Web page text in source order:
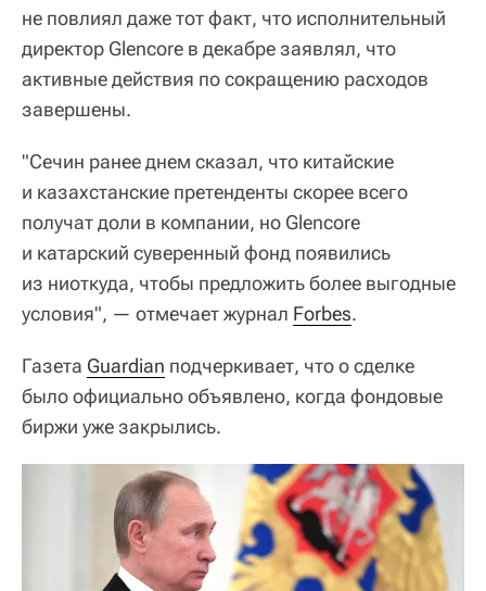
не повлиял даже тот факт, что исполнительный
директор Glencore в декабре заявлял, что
активные действия по сокращению расходов
завершены.
"Сечин ранее днем сказал, что китайские
и казахстанские претенденты скорее всего
получат доли в компании, но Glencore
и катарский суверенный фонд появились
из ниоткуда, чтобы предложить более выгодные
условия", — отмечает журнал Forbes.
Газета Guardian подчеркивает, что о сделке
было официально объявлено, когда фондовые
биржи уже закрылись.